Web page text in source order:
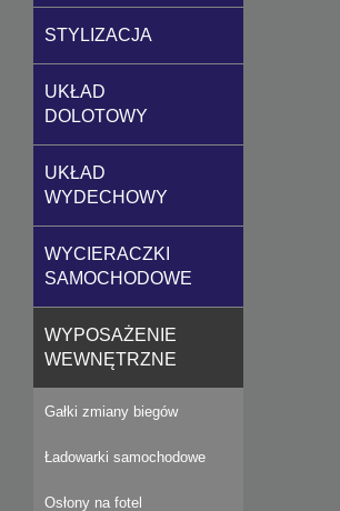
STYLIZACJA
UKŁAD
DOLOTOWY
UKŁAD
WYDECHOWY
WYCIERACZKI
SAMOCHODOWE
WYPOSAŻENIE
WEWNĘTRZNE
Gałki zmiany biegów
Ładowarki samochodowe
Osłony na fotel